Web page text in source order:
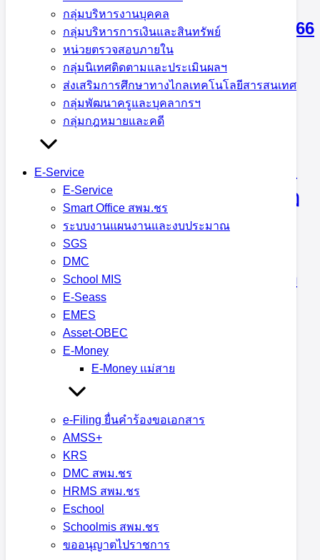
กลุ่มบริหารงานบุคคล
กลุ่มบริหารการเงินและสินทรัพย์
หน่วยตรวจสอบภายใน
กลุ่มนิเทศติดตามและประเมินผลฯ
ส่งเสริมการศึกษาทางไกลเทคโนโลยีสารสนเทศ
กลุ่มพัฒนาครูและบุคลากรฯ
กลุ่มกฎหมายและคดี
E-Service
E-Service
Smart Office สพม.ชร
ระบบงานแผนงานและงบประมาณ
SGS
DMC
School MIS
E-Seass
EMES
Asset-OBEC
E-Money
E-Money แม่สาย
e-Filing ยื่นคำร้องขอเอกสาร
AMSS+
KRS
DMC สพม.ชร
HRMS สพม.ชร
Eschool
Schoolmis สพม.ชร
ขออนุญาตไปราชการ
โตยฮอยพญามังรายมหาราชประจำปี 2566
22 เมษายน 202322 เมษายน 2023 กลุ่มอำนวยการ
ข่าวประชาสัมพันธ์ สพม.เชียงราย,บริหารงานการเงินและ
นิสิตปริญญาโท มหาวิทยาลัยพะเยา และ
นักศึกษาปริญญาโท มหาวิทยาลัยราชภัฏ
เชียงราย สาขาบริหารการศึกษา เข้าฝึก
ปฏิบัติการวิชาชีพบริหารการศึกษา ณ
สำนักงานเขตพื้นที่การศึกษามัธยมศึกษา
เชียงราย สัปดาห์แรก
21 เมษายน 2023
ข่าวประชาสัมพันธ์ สพม.เชียงราย,
โครงการฝึกอบรมหลักสูตรเสริมสร้าง
ความรู้พัฒนาศักยภาพบุคลากรด้าน
กฎหมาย การเงินการคลัง ระเบียบและ
ระบบที่เกี่ยวข้อง